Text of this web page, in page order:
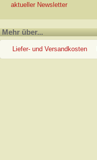
aktueller Newsletter
Mehr über...
Liefer- und Versandkosten